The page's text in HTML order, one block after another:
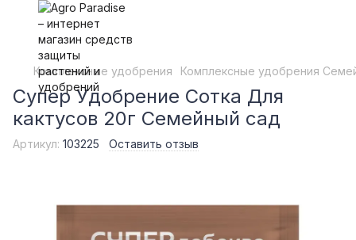
Комплексные удобрения Комплексные удобрения
Супер Удобрение Сотка Для
кактусов 20г Семейный сад
Артикул: 103225 Оставить отзыв